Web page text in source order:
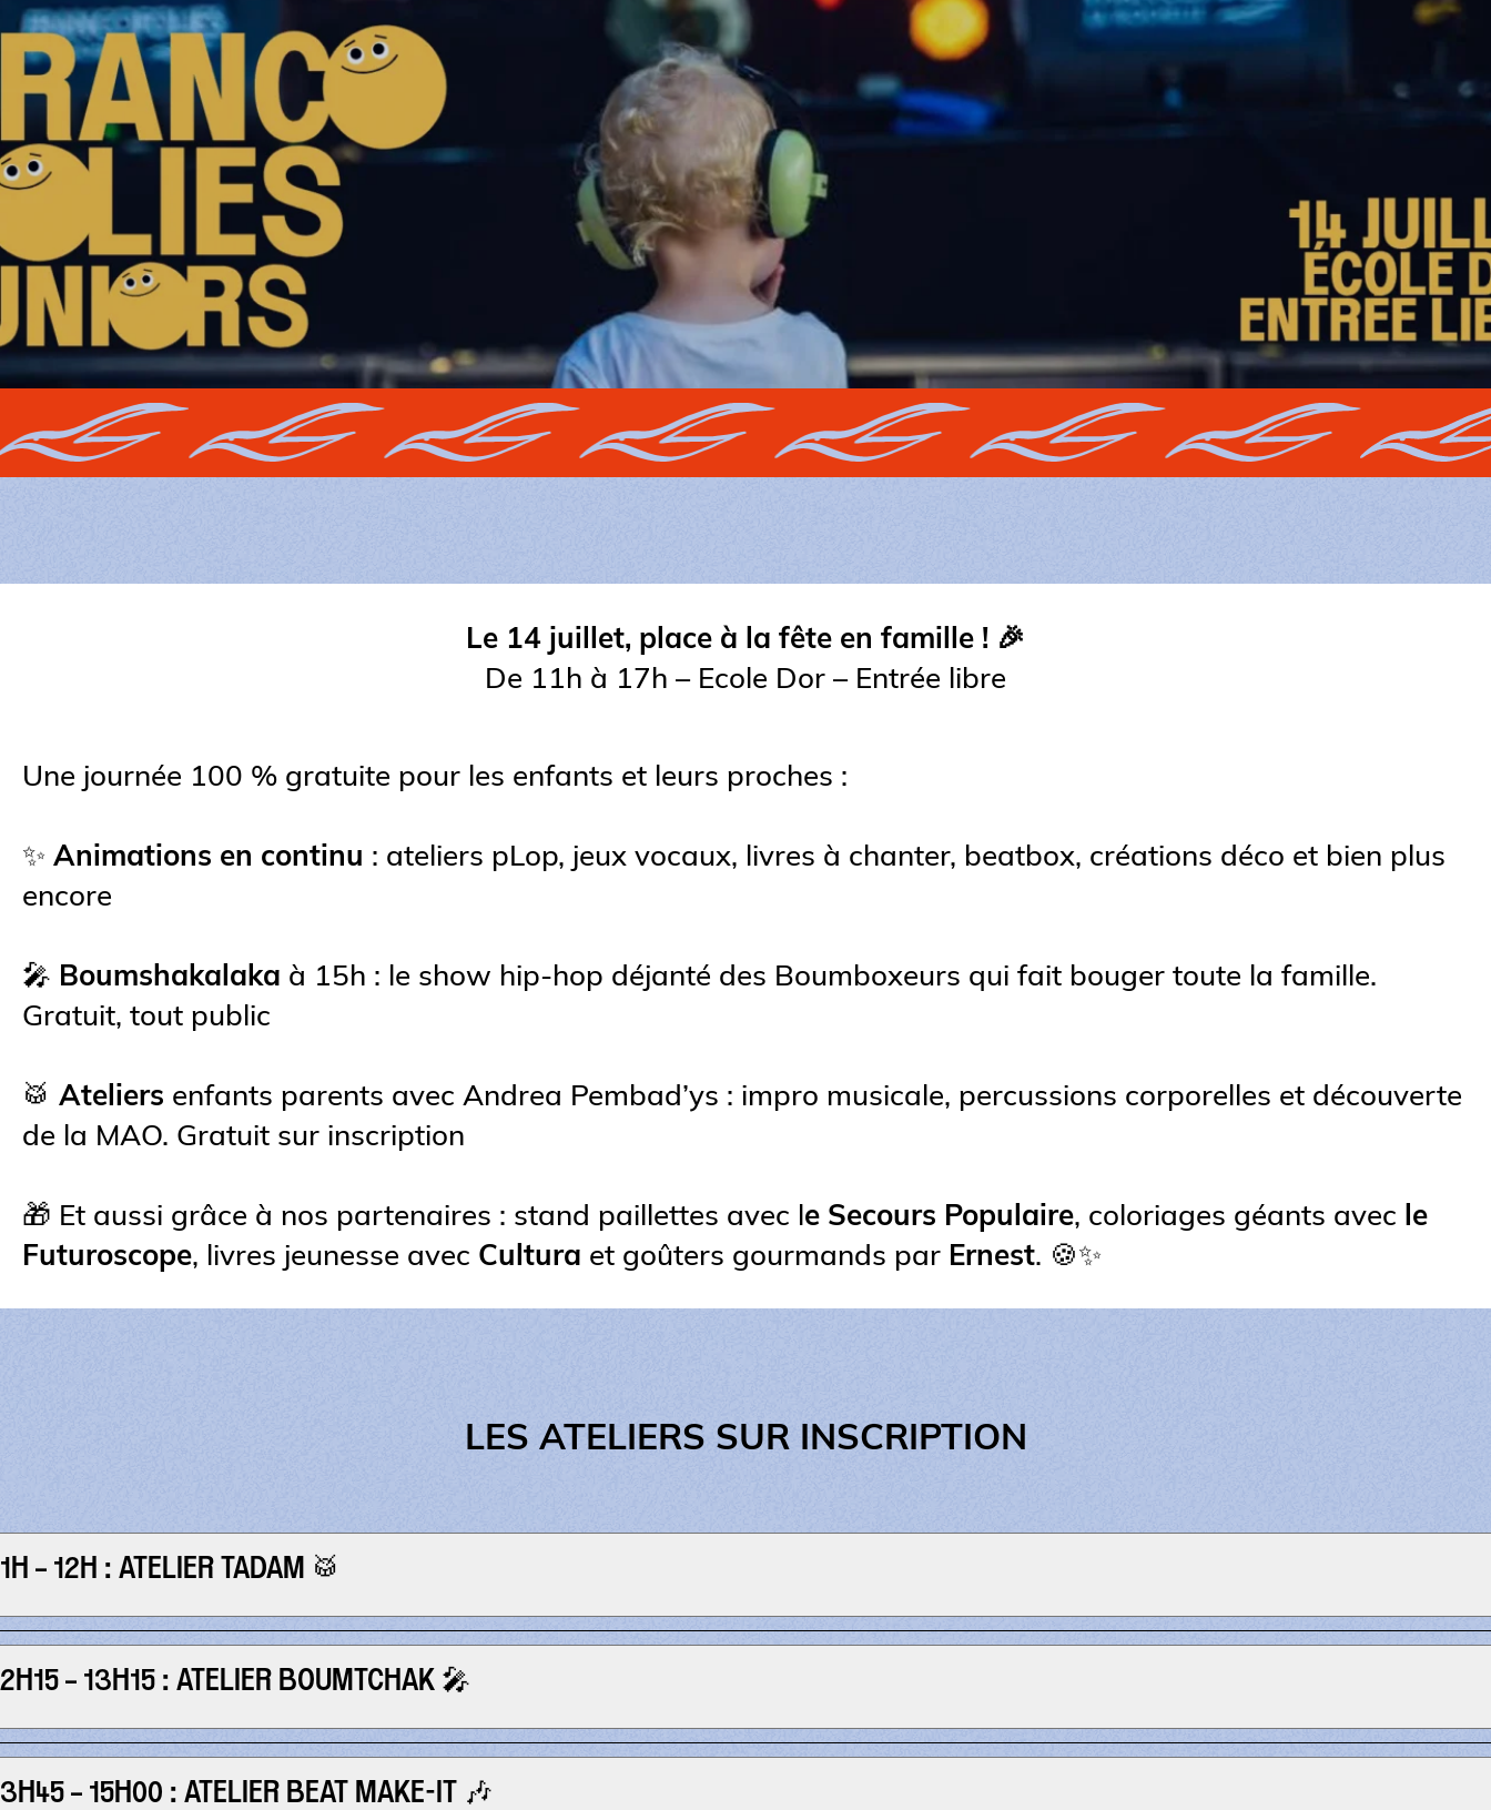
Le 14 juillet, place à la fête en famille ! 🎉
De 11h à 17h – Ecole Dor – Entrée libre
Une journée 100 % gratuite pour les enfants et leurs proches :
✨ Animations en continu : ateliers pLop, jeux vocaux, livres à chanter, beatbox, créations déco et bien plus
encore
🎤 Boumshakalaka à 15h : le show hip-hop déjanté des Boumboxeurs qui fait bouger toute la famille.
Gratuit, tout public
🥁 Ateliers enfants parents avec Andrea Pembad’ys : impro musicale, percussions corporelles et découverte
de la MAO. Gratuit sur inscription
🎁 Et aussi grâce à nos partenaires : stand paillettes avec le Secours Populaire, coloriages géants avec le
Futuroscope, livres jeunesse avec Cultura et goûters gourmands par Ernest. 🍪✨
LES ATELIERS SUR INSCRIPTION
– 12H : ATELIER TADAM 🥁
– 13H15 : ATELIER BOUMTCHAK 🎤
– 15H00 : ATELIER BEAT MAKE-IT 🎶